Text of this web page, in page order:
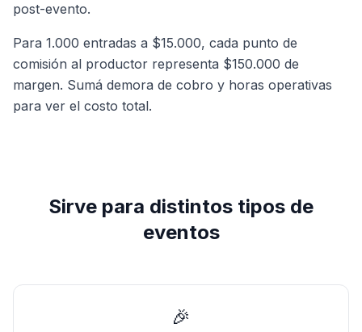
post-evento.
Para 1.000 entradas a $15.000, cada punto de
comisión al productor representa $150.000 de
margen. Sumá demora de cobro y horas operativas
para ver el costo total.
Sirve para distintos tipos de
eventos
🎉